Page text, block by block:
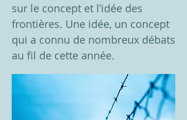
sur le concept et l’idée des
frontières. Une idée, un concept
qui a connu de nombreux débats
au fil de cette année.